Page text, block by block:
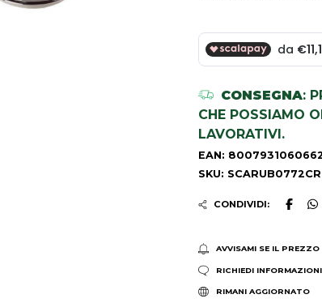
CONSEGNA:
CHE POSSIAMO
LAVORATIVI.
EAN:
SKU: SCARUB0772CR
CONDIVIDI:
AVVISAMI SE IL PREZZO
RICHIEDI INFORMAZIONI
RIMANI AGGIORNATO